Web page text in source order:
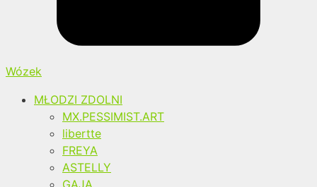
Wózek
MŁODZI ZDOLNI
MX.PESSIMIST.ART
libertte
FREYA
ASTELLY
GAJA